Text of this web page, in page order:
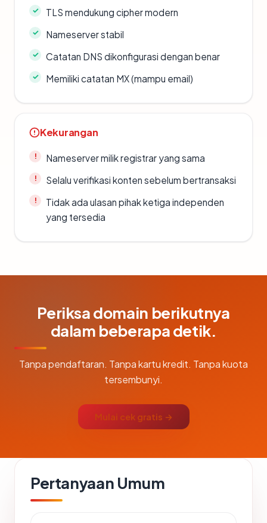
TLS mendukung cipher modern
Nameserver stabil
Catatan DNS dikonfigurasi dengan benar
Memiliki catatan MX (mampu email)
Kekurangan
Nameserver milik registrar yang sama
Selalu verifikasi konten sebelum bertransaksi
Tidak ada ulasan pihak ketiga independen
yang tersedia
Periksa domain berikutnya
dalam beberapa detik.
Tanpa pendaftaran. Tanpa kartu kredit. Tanpa kuota
tersembunyi.
Mulai cek gratis →
Pertanyaan Umum